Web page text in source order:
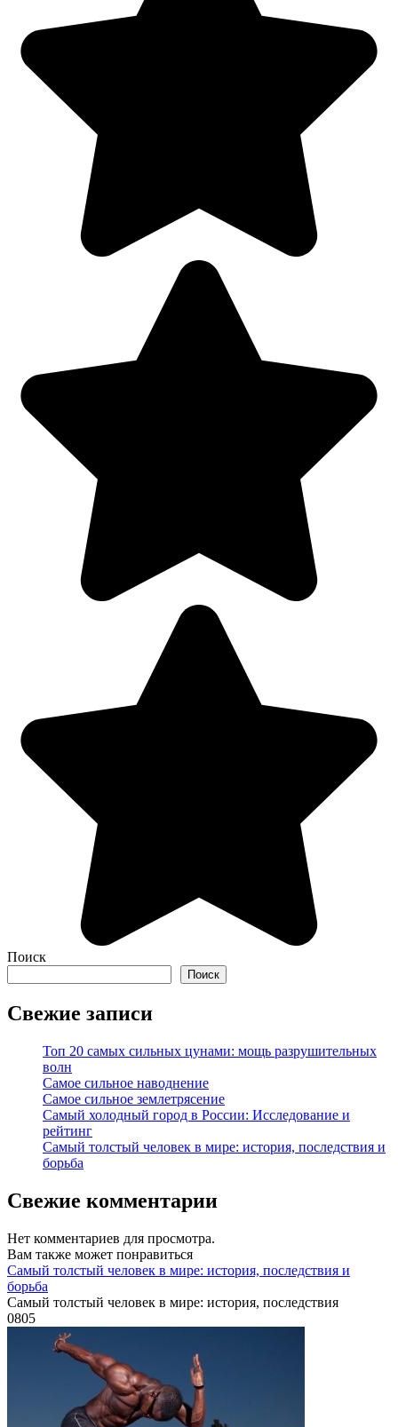
Поиск
Поиск
Свежие записи
Топ 20 самых сильных цунами: мощь разрушительных
волн
Самое сильное наводнение
Самое сильное землетрясение
Самый холодный город в России: Исследование и
рейтинг
Самый толстый человек в мире: история, последствия и
борьба
Свежие комментарии
Нет комментариев для просмотра.
Вам также может понравиться
Самый толстый человек в мире: история, последствия и
борьба
Самый толстый человек в мире: история, последствия
0805